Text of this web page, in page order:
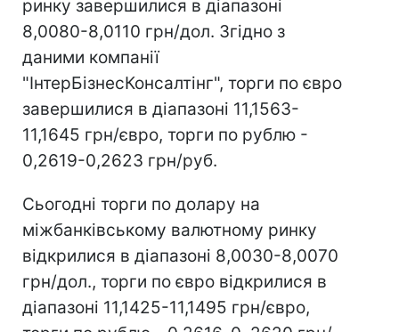
ринку завершилися в діапазоні
8,0080-8,0110 грн/дол. Згідно з
даними компанії
"ІнтерБізнесКонсалтінг", торги по євро
завершилися в діапазоні 11,1563-
11,1645 грн/євро, торги по рублю -
0,2619-0,2623 грн/руб.
Сьогодні торги по долару на
міжбанківському валютному ринку
відкрилися в діапазоні 8,0030-8,0070
грн/дол., торги по євро відкрилися в
діапазоні 11,1425-11,1495 грн/євро,